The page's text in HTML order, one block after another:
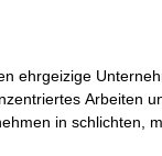
ehrgeizige
Arbeiten
in schlichten,